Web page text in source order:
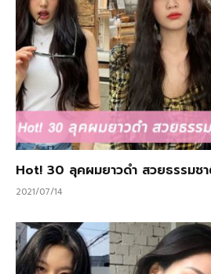
Hot! 30 ลุคผมยาวดำ สวยธรรมชา
2021/07/14